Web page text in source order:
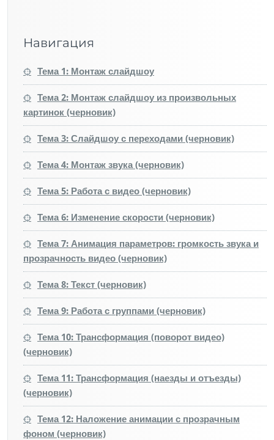
Навигация
Тема 1: Монтаж слайдшоу
Тема 2: Монтаж слайдшоу из произвольных
картинок (черновик)
Тема 3: Слайдшоу с переходами (черновик)
Тема 4: Монтаж звука (черновик)
Тема 5: Работа с видео (черновик)
Тема 6: Изменение скорости (черновик)
Тема 7: Анимация параметров: громкость звука и
прозрачность видео (черновик)
Тема 8: Текст (черновик)
Тема 9: Работа с группами (черновик)
Тема 10: Трансформация (поворот видео)
(черновик)
Тема 11: Трансформация (наезды и отъезды)
(черновик)
Тема 12: Наложение анимации с прозрачным
фоном (черновик)